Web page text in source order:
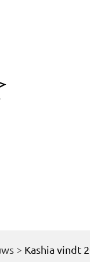
> Kashia vindt